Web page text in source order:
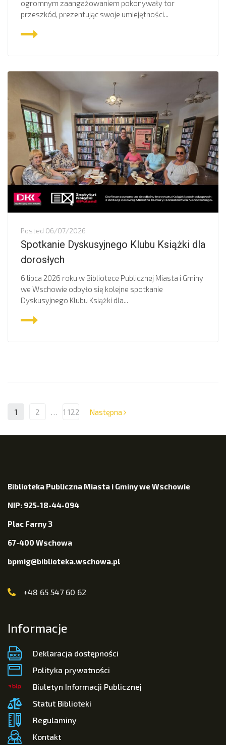
ogromnym zaangażowaniem pokonywały tor
przeszkód, prezentując swoje umiejętności...
Posted 06/07/2026
Spotkanie Dyskusyjnego Klubu Książki dla
dorosłych
6 lipca 2026 roku w Bibliotece Publicznej Miasta i Gminy
we Wschowie odbyło się kolejne spotkanie
Dyskusyjnego Klubu Książki dla...
1 2 … 1 122 Następna
Biblioteka Publiczna Miasta i Gminy we Wschowie
NIP: 925-18-44-094
Plac Farny 3
67-400 Wschowa
bpmig@biblioteka.wschowa.pl
+48 65 547 60 62
Informacje
Deklaracja dostępności
Polityka prywatności
Biuletyn Informacji Publicznej
Statut Biblioteki
Regulaminy
Kontakt